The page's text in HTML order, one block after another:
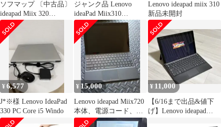
ソフマップ 〔中古品〕
ideapad Miix 320
80XF0007JP プラチナシ
ルバー【295】
ジャンク品 Lenovo
ideaPad Miix310
10ICR タブレット
Lenovo ideapad miix 310
新品未開封
¥6,577
J*※様 Lenovo IdeaPad
330 PC Core i5 Windo
¥ 15,000
Lenovo ideapad Miix720
本体、電源コード、ペ
ン付き
¥ 11,000
【6/16まで出品&値下
げ】Lenovo ideapad